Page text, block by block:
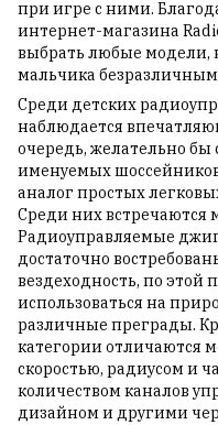
при игре с ними.
интернет-магазина
выбрать любые модели,
мальчика безразличным
Среди детских
наблюдается
очередь, желательно бы
именуемых
аналог простых
Среди них встречаются
Радиоуправляемые
достаточно
вездеходность, по этой
использоваться на
различные преграды.
категории отличаются
скоростью, радиусом и
количеством каналов
дизайном и другими